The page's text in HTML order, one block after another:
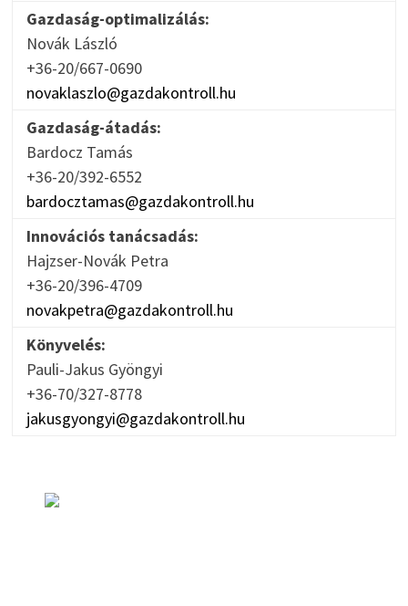
Gazdaság-optimalizálás:
Novák László
+36-20/667-0690
novaklaszlo@gazdakontroll.hu
Gazdaság-átadás:
Bardocz Tamás
+36-20/392-6552
bardocztamas@gazdakontroll.hu
Innovációs tanácsadás:
Hajzser-Novák Petra
+36-20/396-4709
novakpetra@gazdakontroll.hu
Könyvelés:
Pauli-Jakus Gyöngyi
+36-70/327-8778
jakusgyongyi@gazdakontroll.hu